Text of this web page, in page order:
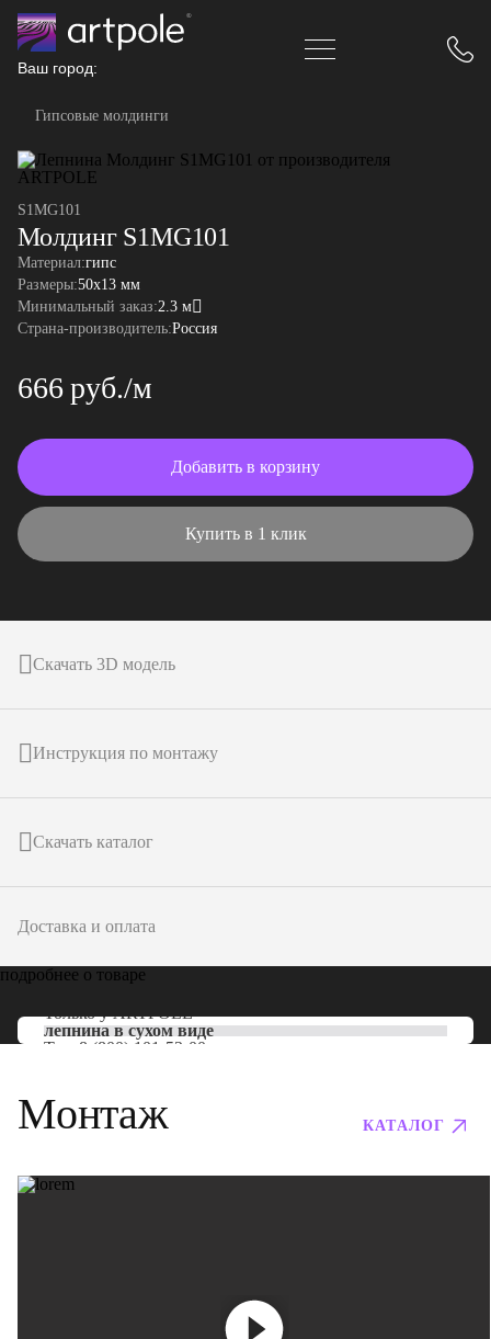
Ваш город:
Гипсовые молдинги
S1MG101
Молдинг S1MG101
Материал:гипс
Размеры:50x13 мм
Минимальный заказ:2.3 м
Страна-производитель:Россия
666 руб./м
Добавить в корзину
Купить в 1 клик
Скачать 3D модель
Инструкция по монтажу
Скачать каталог
Доставка и оплата
подробнее о товаре
Только уARTPOLE
лепнина в сухом виде
Тел: 8 (800) 101-53-00
Монтаж КАТАЛОГ